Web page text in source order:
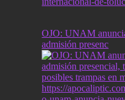
OJO: UNAM
admisión presenc